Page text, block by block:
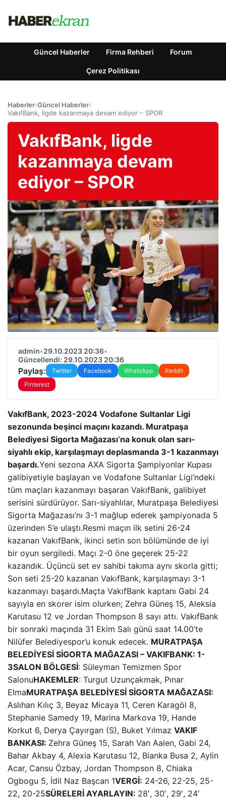
Güncel Haberler Firma Rehberi Forum
Çerez Politikası
Haberler›Güncel Haberler›
VakıfBank, ligde kazanmaya devam ediyor – SPOR
VakıfBank, ligde
kazanmaya devam
ediyor – SPOR
admin•29.10.2023 20:36•
Güncellendi: 29.10.2023 20:36
Paylaş: Twitter Facebook WhatsApp
Reddit
Pinterest
VakıfBank, 2023-2024 Vodafone Sultanlar Ligi
sezonunda beşinci maçını kazandı. Muratpaşa
Belediyesi Sigorta Mağazası’na konuk olan sarı-
siyahlı ekip, karşılaşmayı deplasmanda 3-1 kazanmayı
başardı.Yeni sezona AXA Sigorta Şampiyonlar Kupası
galibiyetiyle başlayan ve Vodafone Sultanlar Ligi’ndeki
tüm maçları kazanmayı başaran VakıfBank, galibiyet
serisini sürdürüyor. Sarı-siyahlılar, Muratpaşa Belediyesi
Sigorta Mağazası’nı 3-1 mağlup ederek şampiyonada 5
üzerinden 5’e ulaştı.Resmi maçın ilk setini 26-24
kazanan VakıfBank, ikinci setin son bölümünde de iyi
bir oyun sergiledi. Maçı 2-0 öne geçerek 25-22
kazandık. Üçüncü set ev sahibi takıma aynı skorla gitti;
Son seti 25-20 kazanan VakıfBank, karşılaşmayı 3-1
kazanmayı başardı.Maçta VakıfBank kaptanı Gabi 24
sayıyla en skorer isim olurken; Zehra Güneş 15, Aleksia
Karutasu 12 ve Jordan Thompson 8 sayı attı. VakıfBank
bir sonraki maçında 31 Ekim Salı günü saat 14.00’te
Nilüfer Belediyespor’u konuk edecek. MURATPAŞA
BELEDİYESİ SİGORTA MAĞAZASI – VAKIFBANK: 1-
3SALON BÖLGESİ: Süleyman Temizmen Spor
SalonuHAKEMLER: Turgut Uzunçakmak, Pınar
ElmaMURATPAŞA BELEDİYESİ SİGORTA MAĞAZASI:
Aslıhan Kılıç 3, Beyaz Micaya 11, Ceren Karagöl 8,
Stephanie Samedy 19, Marina Markova 19, Hande
Korkut 6, Derya Çayırgan (S), Buket Yılmaz VAKIF
BANKASI: Zehra Güneş 15, Sarah Van Aalen, Gabi 24,
Bahar Akbay 4, Alexia Karutasu 12, Bianka Busa 2, Aylin
Acar, Cansu Özbay, Jordan Thompson 8, Chiaka
Ogbogu 5, İdil Naz Başcan 1VERGİ: 24-26, 22-25, 25-
22, 20-25SÜRELERİ AYARLAYIN: 28′, 30′, 29′, 24′